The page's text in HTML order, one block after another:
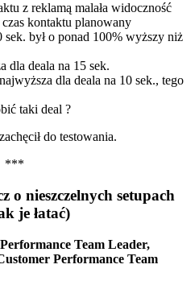
z reklamą malała widoczność
kontaktu planowany
był o ponad 100% wyższy niż
dla deala na 15 sek.
dla deala na 10 sek., tego
taki deal ?
do testowania.
***
o nieszczelnych setupach
je łatać)
Team Leader,
Performance Team